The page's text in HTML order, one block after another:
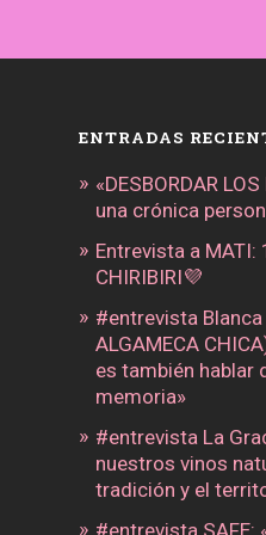
ENTRADAS
«DESBORDAR
una crónica
Entrevista a MATI:
CHIRIBIRI💜
#entrevista
ALGAMECA
es también hablar
memoria»
#entrevista La
nuestros vinos
tradición y el
#entrevista SAFE: